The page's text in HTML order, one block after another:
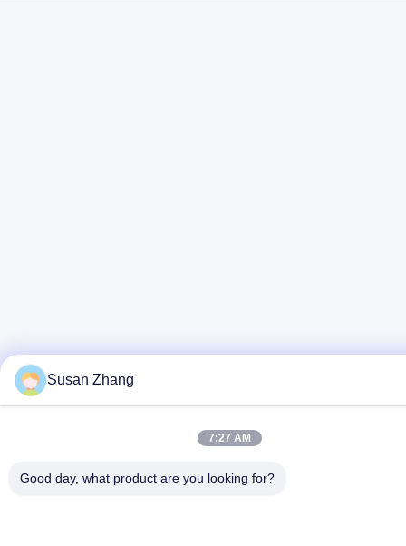
Susan Zhang
7:27 AM
Good day, what product are you looking for?